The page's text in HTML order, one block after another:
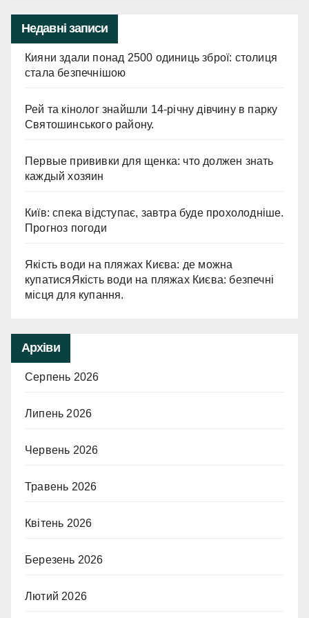
Недавні записи
Кияни здали понад 2500 одиниць зброї: столиця
стала безпечнішою
Рей та кінолог знайшли 14-річну дівчину в парку
Святошинського району.
Первые прививки для щенка: что должен знать
каждый хозяин
Київ: спека відступає, завтра буде прохолодніше.
Прогноз погоди
Якість води на пляжах Києва: де можна
купатисяЯкість води на пляжах Києва: безпечні
місця для купання.
Архіви
Серпень 2026
Липень 2026
Червень 2026
Травень 2026
Квітень 2026
Березень 2026
Лютий 2026